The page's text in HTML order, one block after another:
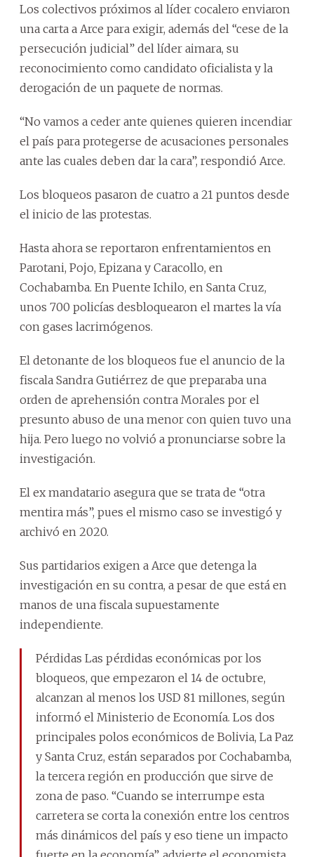
Los colectivos próximos al líder cocalero enviaron
una carta a Arce para exigir, además del “cese de la
persecución judicial” del líder aimara, su
reconocimiento como candidato oficialista y la
derogación de un paquete de normas.
“No vamos a ceder ante quienes quieren incendiar
el país para protegerse de acusaciones personales
ante las cuales deben dar la cara”, respondió Arce.
Los bloqueos pasaron de cuatro a 21 puntos desde
el inicio de las protestas.
Hasta ahora se reportaron enfrentamientos en
Parotani, Pojo, Epizana y Caracollo, en
Cochabamba. En Puente Ichilo, en Santa Cruz,
unos 700 policías desbloquearon el martes la vía
con gases lacrimógenos.
El detonante de los bloqueos fue el anuncio de la
fiscala Sandra Gutiérrez de que preparaba una
orden de aprehensión contra Morales por el
presunto abuso de una menor con quien tuvo una
hija. Pero luego no volvió a pronunciarse sobre la
investigación.
El ex mandatario asegura que se trata de “otra
mentira más”, pues el mismo caso se investigó y
archivó en 2020.
Sus partidarios exigen a Arce que detenga la
investigación en su contra, a pesar de que está en
manos de una fiscala supuestamente
independiente.
Pérdidas Las pérdidas económicas por los
bloqueos, que empezaron el 14 de octubre,
alcanzan al menos los USD 81 millones, según
informó el Ministerio de Economía. Los dos
principales polos económicos de Bolivia, La Paz
y Santa Cruz, están separados por Cochabamba,
la tercera región en producción que sirve de
zona de paso. “Cuando se interrumpe esta
carretera se corta la conexión entre los centros
más dinámicos del país y eso tiene un impacto